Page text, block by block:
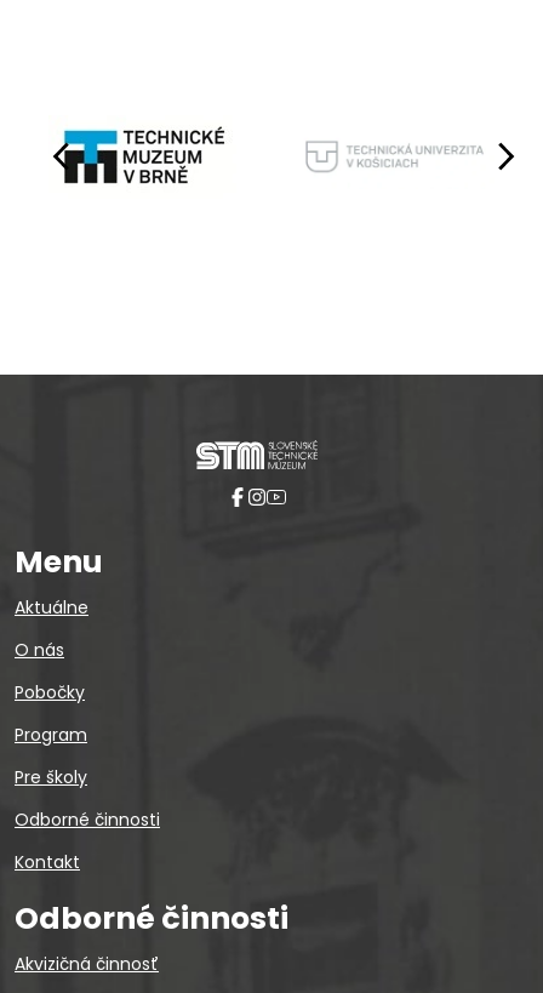
Menu
Aktuálne
O nás
Pobočky
Program
Pre školy
Odborné činnosti
Kontakt
Odborné činnosti
Akvizičná činnosť